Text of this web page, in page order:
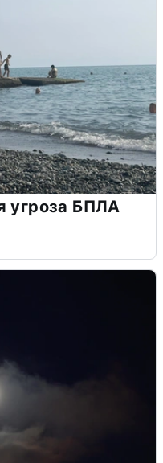
угроза БПЛА